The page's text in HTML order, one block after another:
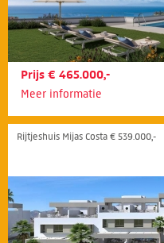
Prijs € 465.000,-
Meer informatie
Rijtjeshuis Mijas Costa € 539.000,-